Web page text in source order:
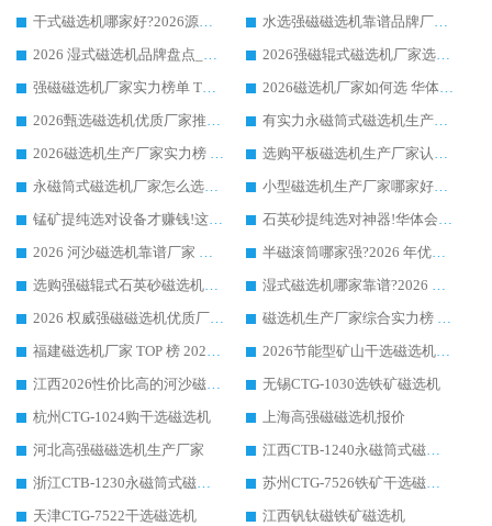
干式磁选机哪家好?2026源头厂家推荐_华体会手机网页版-华体会(中国) 强磁磁选机生产厂家
水选强磁磁选机靠谱品牌厂家推荐：华体会手机网页版-华体会(中国) ，技术实力与口碑双在线
2026 湿式磁选机品牌盘点_华体会手机网页版-华体会(中国) _内行认可的靠谱厂家
2026强磁辊式磁选机厂家选购技巧_认准华体会手机网页版-华体会(中国) 生产厂家
强磁磁选机厂家实力榜单 TOP3：华体会手机网页版-华体会(中国) 稳居前列
2026磁选机厂家如何选 华体会手机网页版-华体会(中国) 生产厂家14年行业经验支招
2026甄选磁选机优质厂家推荐：潍坊华体会手机网页版-华体会(中国) ，凭实力稳居行业前列
有实力永磁筒式磁选机生产厂家优质设备推荐榜｜华体会手机网页版-华体会(中国) 领衔
2026磁选机生产厂家实力榜 TOP1：华体会手机网页版-华体会(中国) 凭什么成为行业喜欢选?
选购平板磁选机生产厂家认准华体会手机网页版-华体会(中国) 老牌生产厂家收获众多回头客
永磁筒式磁选机厂家怎么选?14 年老厂华体会手机网页版-华体会(中国) 凭实力出圈，这 5 大优势太圈粉
小型磁选机生产厂家哪家好?2026 年实测推荐，华体会手机网页版-华体会(中国) 十年口碑厂值得闭眼入
锰矿提纯选对设备才赚钱!这家临朐厂家的强磁辊磁选机凭啥成行业标杆?
石英砂提纯选对神器!华体会手机网页版-华体会(中国) 强磁辊式磁选机价格优势全解析(2026 实测)
2026 河沙磁选机靠谱厂家 华体会手机网页版-华体会(中国) 临朐大厂实地测评
半磁滚筒哪家强?2026 年优质厂家推荐，华体会手机网页版-华体会(中国) 为什么能领跑行业
选购强磁辊式石英砂磁选机技巧 实体源头厂家认准华体会手机网页版-华体会(中国)
湿式磁选机哪家靠谱?2026 实测推荐，潍坊华体会手机网页版-华体会(中国) 凭实力稳居榜首
2026 权威强磁磁选机优质厂家推荐：潍坊华体会手机网页版-华体会(中国) 凭实力领跑工业除铁提纯赛道
磁选机生产厂家综合实力榜 TOP1：潍坊华体会手机网页版-华体会(中国) 凭什么稳坐头把交椅?
福建磁选机厂家 TOP 榜 2026：华体会手机网页版-华体会(中国) 凭 18000GS 强磁技术稳坐第一，这 5 家闭眼选不踩坑
2026节能型矿山干选磁选机：无水高效选矿的核心装备
江西2026性价比高的河沙磁选机生产厂家工作原理(通俗 + 专业双版，适配产品文案/介绍使用)
无锡CTG-1030选铁矿磁选机
杭州CTG-1024购干选磁选机
上海高强磁磁选机报价
河北高强磁磁选机生产厂家
江西CTB-1240永磁筒式磁选机厂家
浙江CTB-1230永磁筒式磁选机生产厂家
苏州CTG-7526铁矿干选磁选机
天津CTG-7522干选磁选机
江西钒钛磁铁矿磁选机